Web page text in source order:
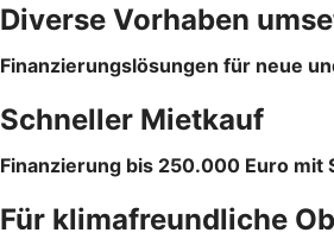
Diverse Vorhaben
Finanzierungslösungen für neue
Schneller Mietkauf
Finanzierung bis 250.000 Euro mit
Für klimafreundliche